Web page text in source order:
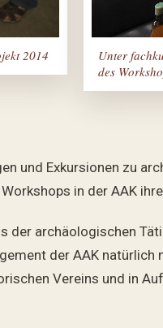
2014
Unter
des
und Exkursionen zu
in der AAK
archäologischen
der AAK natürlich
Vereins und in